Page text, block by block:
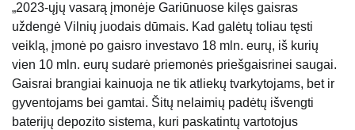
„2023-ųjų vasarą įmonėje Gariūnuose kilęs gaisras
uždengė Vilnių juodais dūmais. Kad galėtų toliau tęsti
veiklą, įmonė po gaisro investavo 18 mln. eurų, iš kurių
vien 10 mln. eurų sudarė priemonės priešgaisrinei saugai.
Gaisrai brangiai kainuoja ne tik atliekų tvarkytojams, bet ir
gyventojams bei gamtai. Šitų nelaimių padėtų išvengti
baterijų depozito sistema, kuri paskatintų vartotojus